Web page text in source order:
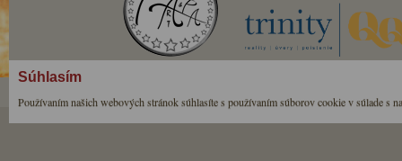
Súhlasím
Používaním našich webových stránok súhlasíte s používaním súborov cookie v súlade s